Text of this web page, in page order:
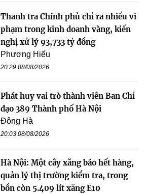
Thanh tra Chính phủ chỉ ra nhiều vi
phạm trong kinh doanh vàng, kiến
nghị xử lý 93,733 tỷ đồng
Phương Hiếu
20:29 08/08/2026
Phát huy vai trò thành viên Ban Chỉ
đạo 389 Thành phố Hà Nội
Đông Hà
20:03 08/08/2026
Hà Nội: Một cây xăng báo hết hàng,
quản lý thị trường kiểm tra, trong
bồn còn 5.409 lít xăng E10